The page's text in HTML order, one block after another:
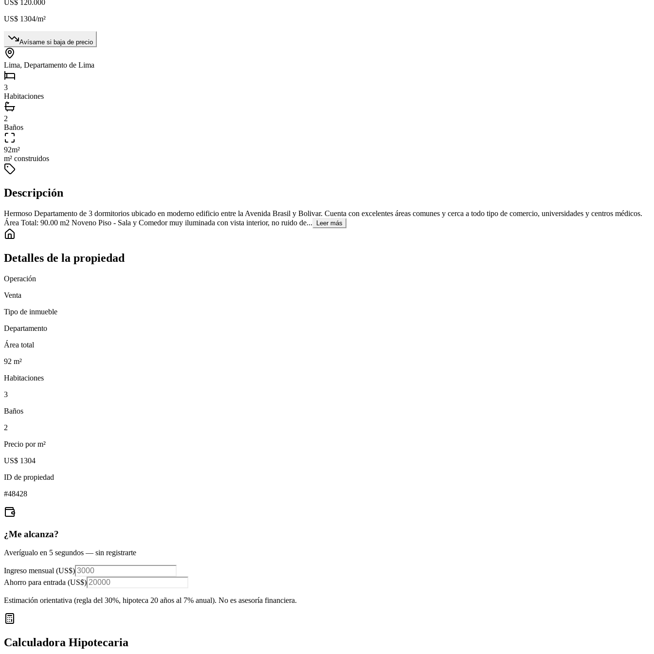
US$ 120.000
US$ 1304/m²
Avísame si baja de precio
Lima, Departamento de Lima
3
Habitaciones
2
Baños
92m²
m² construidos
Descripción
Hermoso Departamento de 3 dormitorios ubicado en moderno edificio entre la Avenida Brasil y Bolivar. Cuenta con excelentes áreas comunes y cerca a todo tipo de comercio, universidades y centros médicos.
Área Total: 90.00 m2 Noveno Piso - Sala y Comedor muy iluminada con vista interior, no ruido de...
Leer más
Detalles de la propiedad
Operación
Venta
Tipo de inmueble
Departamento
Área total
92 m²
Habitaciones
3
Baños
2
Precio por m²
US$ 1304
ID de propiedad
#48428
¿Me alcanza?
Averígualo en 5 segundos — sin registrarte
Ingreso mensual (US$)
Ahorro para entrada (US$)
Estimación orientativa (regla del 30%, hipoteca 20 años al 7% anual). No es asesoría financiera.
Calculadora Hipotecaria